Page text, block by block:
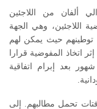
2004 تجمع حوالي ألفان من اللاجئين
اللاجئين، وهي الجهة
توطينهم حيث يمكن لهم
اتخاذ المفوضية قرارا
بعد إبرام اتفاقية
تحمل مطالبهم. إلى